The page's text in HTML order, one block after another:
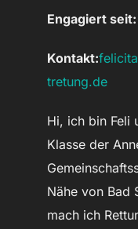
Engagiert seit:
Kontakt:
tretung.de
Hi, ich bin Feli
Klasse der
Nähe von Bad
mach ich